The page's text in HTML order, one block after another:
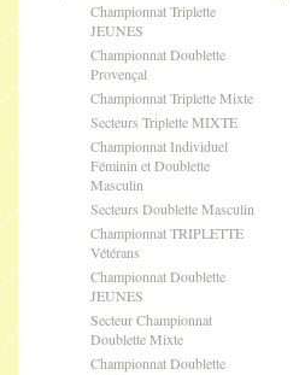
Championnat Triplette
JEUNES
Championnat Doublette
Provençal
Championnat Triplette Mixte
Secteurs Triplette MIXTE
Championnat Individuel
Féminin et Doublette
Masculin
Secteurs Doublette Masculin
Championnat TRIPLETTE
Vétérans
Championnat Doublette
JEUNES
Secteur Championnat
Doublette Mixte
Championnat Doublette